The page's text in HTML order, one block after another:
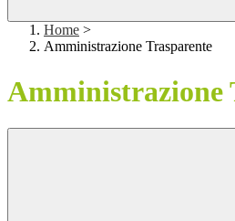
Home >
Amministrazione Trasparente
Amministrazione